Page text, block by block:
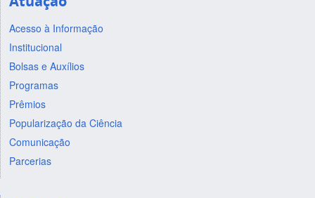
Acesso à Informação
Institucional
Bolsas e Auxílios
Programas
Prêmios
Popularização da Ciência
Comunicação
Parcerias